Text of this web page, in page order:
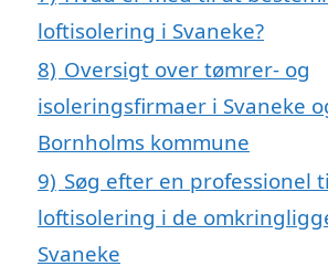
loftisolering i Svaneke?
8) Oversigt over tømrer- og
isoleringsfirmaer i Svaneke
Bornholms kommune
9) Søg efter en professionel
loftisolering i de
Svaneke